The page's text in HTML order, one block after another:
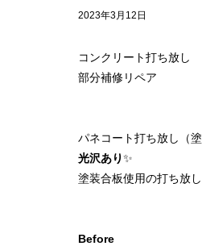
2023年3月12日
コンクリート打ち放し
部分補修リペア
パネコート打ち放し（
光沢あり✨
塗装合板使用の打ち放